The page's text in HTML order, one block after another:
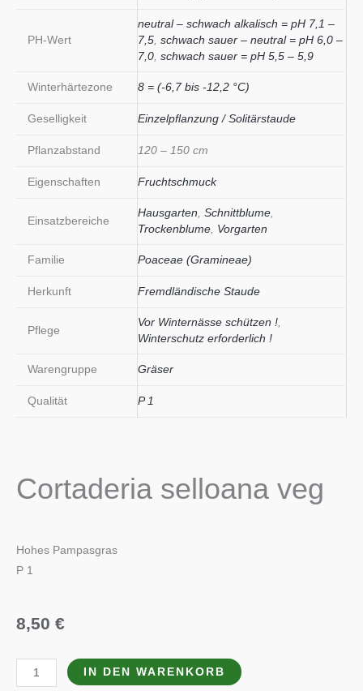
PH-Wert
neutral – schwach alkalisch = pH 7,1 –
7,5 schwach sauer – neutral = pH 6,0 –
7,0 schwach sauer = pH 5,5 – 5,9
Winterhärtezone 8 = (-6,7 bis -12,2 °C)
Geselligkeit Einzelpflanzung / Solitärstaude
Pflanzabstand 120 – 150 cm
Eigenschaften Fruchtschmuck
Einsatzbereiche
Hausgarten Schnittblume
Trockenblume Vorgarten
Familie Poaceae (Gramineae)
Herkunft Fremdländische Staude
Pflege
Vor Winternässe schützen !
Winterschutz erforderlich !
Warengruppe Gräser
Qualität P 1
Cortaderia selloana veg
Hohes Pampasgras
P 1
8,50 €
Cortaderia
selloana
IN DEN WARENKORB